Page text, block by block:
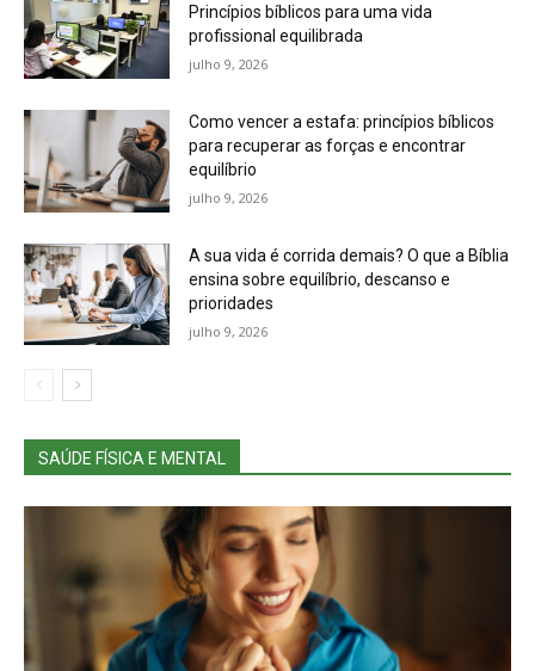
Princípios bíblicos para uma vida
profissional equilibrada
julho 9, 2026
Como vencer a estafa: princípios bíblicos
para recuperar as forças e encontrar
equilíbrio
julho 9, 2026
A sua vida é corrida demais? O que a Bíblia
ensina sobre equilíbrio, descanso e
prioridades
julho 9, 2026
SAÚDE FÍSICA E MENTAL